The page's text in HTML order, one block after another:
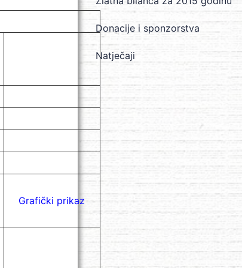
Grafički prikaz
Donacije i sponzorstva
Natječaji